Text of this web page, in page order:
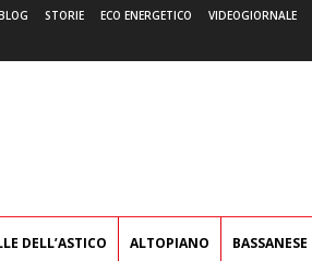
STORIE ECO ENERGETICO VIDEOGIORNALE
DELL’ASTICO ALTOPIANO BASSANESE